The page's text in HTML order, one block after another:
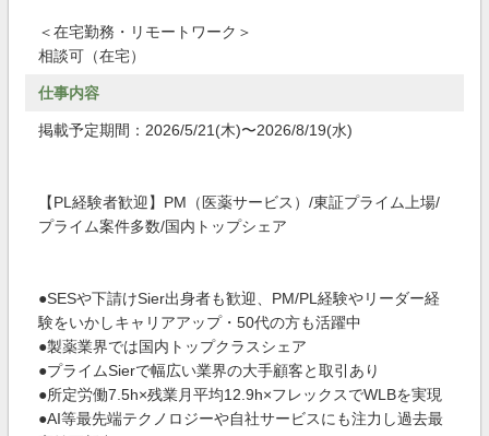
＜在宅勤務・リモートワーク＞
相談可（在宅）
仕事内容
掲載予定期間：2026/5/21(木)〜2026/8/19(水)
【PL経験者歓迎】PM（医薬サービス）/東証プライム上場/
プライム案件多数/国内トップシェア
●SESや下請けSier出身者も歓迎、PM/PL経験やリーダー経
験をいかしキャリアアップ・50代の方も活躍中
●製薬業界では国内トップクラスシェア
●プライムSierで幅広い業界の大手顧客と取引あり
●所定労働7.5h×残業月平均12.9h×フレックスでWLBを実現
●AI等最先端テクノロジーや自社サービスにも注力し過去最